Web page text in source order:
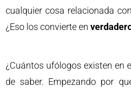
cualquier cosa relacionada
¿Eso los convierte en
¿Cuántos ufólogos existen en
de saber. Empezando por